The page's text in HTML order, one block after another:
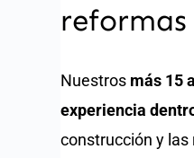
reformas
Nuestros más 15
experiencia
construcción y las